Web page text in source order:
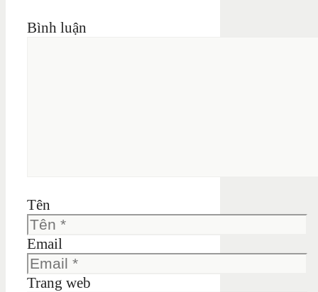
Bình luận
Tên
Email
Trang web